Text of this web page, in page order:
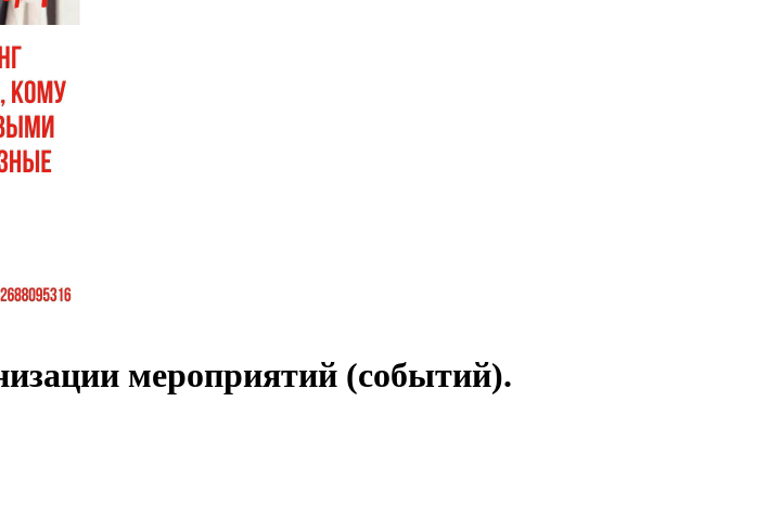
мероприятий (событий).